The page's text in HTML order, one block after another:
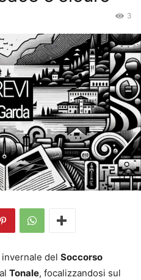
3
del Soccorso
Tonale, focalizzandosi sul